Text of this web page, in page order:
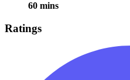
60 mins
Ratings